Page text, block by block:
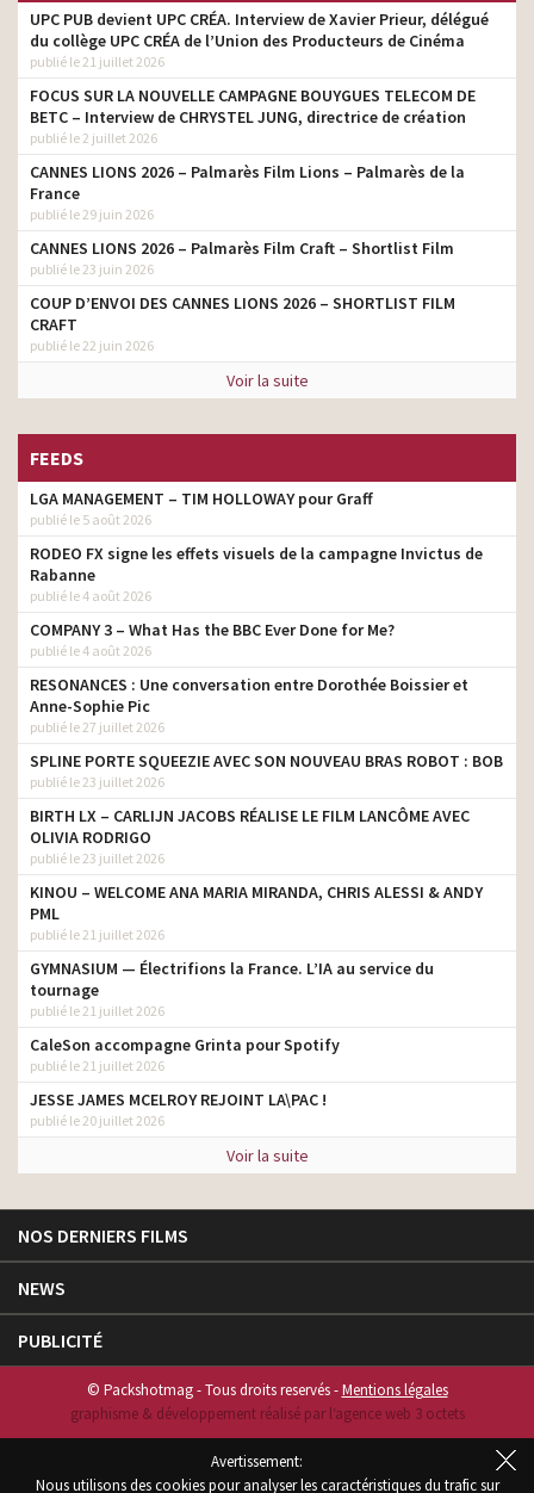
UPC PUB devient UPC CRÉA. Interview de Xavier Prieur, délégué
du collège UPC CRÉA de l’Union des Producteurs de Cinéma
publié le 21 juillet 2026
FOCUS SUR LA NOUVELLE CAMPAGNE BOUYGUES TELECOM DE
BETC – Interview de CHRYSTEL JUNG, directrice de création
publié le 2 juillet 2026
CANNES LIONS 2026 – Palmarès Film Lions – Palmarès de la
France
publié le 29 juin 2026
CANNES LIONS 2026 – Palmarès Film Craft – Shortlist Film
publié le 23 juin 2026
COUP D’ENVOI DES CANNES LIONS 2026 – SHORTLIST FILM
CRAFT
publié le 22 juin 2026
Voir la suite
FEEDS
LGA MANAGEMENT – TIM HOLLOWAY pour Graff
publié le 5 août 2026
RODEO FX signe les effets visuels de la campagne Invictus de
Rabanne
publié le 4 août 2026
COMPANY 3 – What Has the BBC Ever Done for Me?
publié le 4 août 2026
RESONANCES : Une conversation entre Dorothée Boissier et
Anne-Sophie Pic
publié le 27 juillet 2026
SPLINE PORTE SQUEEZIE AVEC SON NOUVEAU BRAS ROBOT : BOB
publié le 23 juillet 2026
BIRTH LX – CARLIJN JACOBS RÉALISE LE FILM LANCÔME AVEC
OLIVIA RODRIGO
publié le 23 juillet 2026
KINOU – WELCOME ANA MARIA MIRANDA, CHRIS ALESSI & ANDY
PML
publié le 21 juillet 2026
GYMNASIUM — Électrifions la France. L’IA au service du
tournage
publié le 21 juillet 2026
CaleSon accompagne Grinta pour Spotify
publié le 21 juillet 2026
JESSE JAMES MCELROY REJOINT LA\PAC !
publié le 20 juillet 2026
Voir la suite
NOS DERNIERS FILMS
NEWS
PUBLICITÉ
© Packshotmag - Tous droits reservés -Mentions légales
graphisme & développement réalisé par l‘agence web 3 octets
Avertissement:
Nous utilisons des cookies pour analyser les caractéristiques du trafic sur